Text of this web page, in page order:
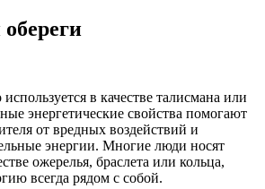
в качестве талисмана или
энергетические свойства помогают
от вредных воздействий и
энергии. Многие люди носят
ожерелья, браслета или кольца,
всегда рядом с собой.